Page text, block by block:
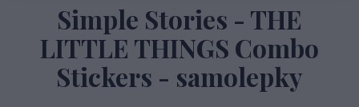
Simple Stories - THE
LITTLE THINGS Combo
Stickers - samolepky